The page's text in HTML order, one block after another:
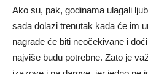
Ako su, pak, godinama ulagali
sada dolazi trenutak kada će im
nagrade će biti neočekivane i
najviše budu potrebne. Zato je